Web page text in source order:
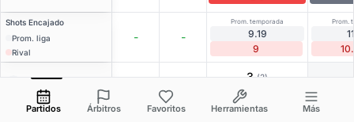
Shots Encajado
Prom. liga
Rival
- -
Prom. temporada
9.19
9
Prom.
Abrir menú
3 (2)
ST
Partidos Árbitros Favoritos Herramientas Más